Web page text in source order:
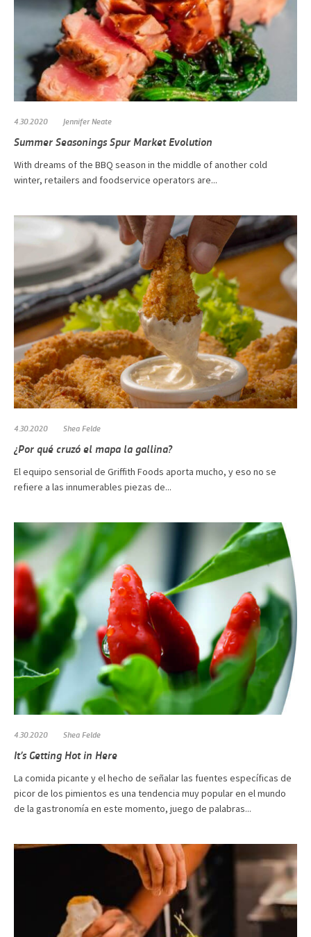
4.30.2020 Jennifer Neate
Summer Seasonings Spur Market Evolution
With dreams of the BBQ season in the middle of another cold
winter, retailers and foodservice operators are...
4.30.2020 Shea Felde
¿Por qué cruzó el mapa la gallina?
El equipo sensorial de Griffith Foods aporta mucho, y eso no se
refiere a las innumerables piezas de...
4.30.2020 Shea Felde
It’s Getting Hot in Here
La comida picante y el hecho de señalar las fuentes específicas de
picor de los pimientos es una tendencia muy popular en el mundo
de la gastronomía en este momento, juego de palabras...